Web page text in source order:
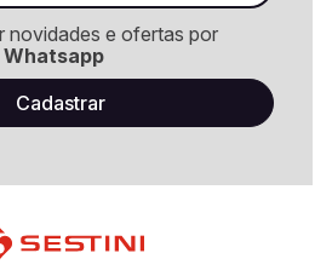
novidades e ofertas por
Whatsapp